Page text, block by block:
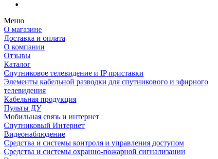
Меню
О магазине
Доставка и оплата
О компании
Отзывы
Каталог
Спутниковое телевидение и IP приставки
Элементы кабельной разводки для спутникового и эфирного
телевидения
Кабельная продукция
Пульты ДУ
Мобильная связь и интернет
Спутниковый Интернет
Видеонаблюдение
Средства и системы контроля и управления доступом
Средства и системы охранно-пожарной сигнализации